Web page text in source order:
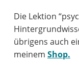
Die Lektion
übrigens auch
meinem Shop.